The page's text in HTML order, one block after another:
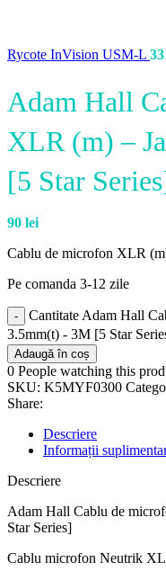
Rycote InVision USM-L
Adam Hall
XLR (m) –
[5 Star
90 lei
Cablu de microfon XLR
Pe comanda 3-12 zile
Cantitate Adam Hall
3.5mm(t) - 3M [5 Star
Adaugă în coș
0 People watching this
SKU: K5MYF0300
Share:
Descriere
Informații
Descriere
Adam Hall Cablu de
Star Series]
Cablu microfon Neutrik